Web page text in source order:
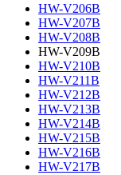
HW-V206B
HW-V207B
HW-V208B
HW-V209B
HW-V210B
HW-V211B
HW-V212B
HW-V213B
HW-V214B
HW-V215B
HW-V216B
HW-V217B